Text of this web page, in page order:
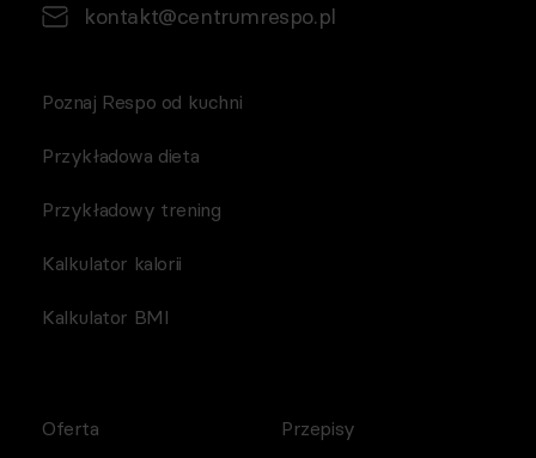
kontakt@centrumrespo.pl
Poznaj Respo od kuchni
Przykładowa dieta
Przykładowy trening
Kalkulator kalorii
Kalkulator BMI
Oferta Przepisy